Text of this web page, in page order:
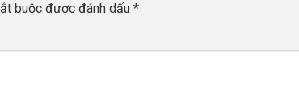
buộc được đánh dấu *